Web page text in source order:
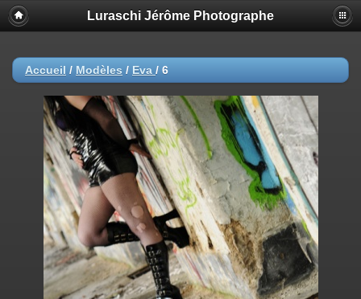
Luraschi Jérôme Photographe
Accueil / Modèles / Eva / 6